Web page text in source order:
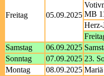
Freitag 05.09.2025 MB
Herz-
Samstag
06.09.2025
Sonntag
07.09.2025 23.
Montag
08.09.2025